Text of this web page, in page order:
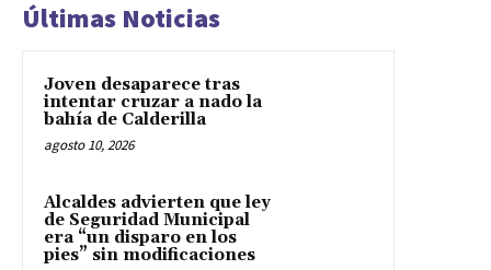
Últimas Noticias
Joven desaparece tras
intentar cruzar a nado la
bahía de Calderilla
agosto 10, 2026
Alcaldes advierten que ley
de Seguridad Municipal
era “un disparo en los
pies” sin modificaciones